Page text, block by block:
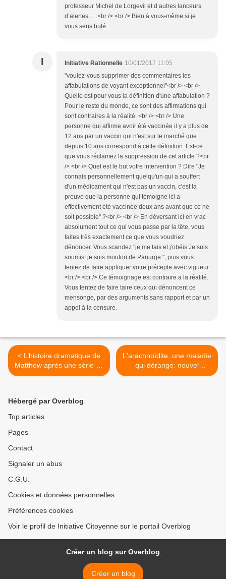
professeur Michel de Lorgevil et d’autres lanceurs
d’alertes…..<br /> <br /> Bien à vous-même si je
vous sens buté.
I Initiative Rationnelle 10/01/2017 11:05
"voulez-vous supprimer des commentaires les
affabulations de voyant exceptionnel"<br /> <br />
Quelle est pour vous la définition d'une affabulation ?
Pour le reste du monde, ce sont des affirmations qui
sont contraires à la réalité. <br /> <br /> Une
personne qui affirme avoir été vaccinée il y a plus de
12 ans par un vaccin qui n'est sur le marché que
depuis 10 ans correspond à cette définition. Est-ce
que vous réclamez la suppression de cet article ?<br
/> <br /> Quel est le but votre intervention ? Dire "Je
connais personnellement quelqu'un qui a souffert
d'un médicament qui n'est pas un vaccin, c'est la
preuve que la personne qui témoigne ici a
effectivement été vaccinée deux ans avant que ce ne
soit possible" ?<br /> <br /> En déversant ici en vrac
absolument tout ce qui vous passe par la tête, vous
faites très exactement ce que vous voudriez
dénoncer. Vous scandez "je me tais et j'obéis.Je suis
soumis! je suis mouton de Panurge.", puis vous
tentez de faire appliquer votre précepte avec vigueur.
<br /> <br /> Ce témoignage est contraire a la réalité.
Vous tentez de faire taire ceux qui dénoncent ce
mensonge, par des arguments sans rapport et par un
appel à la censure.
< L’histoire dramatique de
Matthew après une série de
vaccins
L'arachnoïdite, une maladie
qui dérange: nouvel
exemple de désinformation
Hébergé par Overblog
Top articles
Pages
Contact
Signaler un abus
C.G.U.
Cookies et données personnelles
Préférences cookies
Voir le profil de Initiative Citoyenne sur le portail Overblog
Créer un blog sur Overblog
Créer un blog